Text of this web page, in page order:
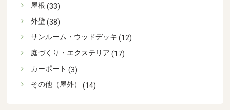
屋根 (33)
外壁(38)
サンルーム・ウッドデッキ (12)
庭づくり・エクステリア (17)
カーポート (3)
その他（屋外）
(14)